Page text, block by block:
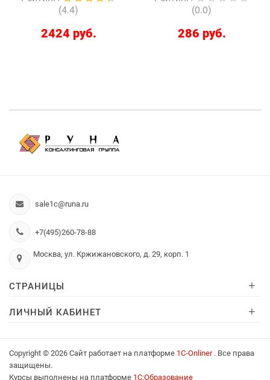
(4.4)
2424 руб.
(0.0)
286 руб.
sale1c@runa.ru
+7(495)260-78-88
Москва, ул. Кржижановского, д. 29, корп. 1
СТРАНИЦЫ +
ЛИЧНЫЙ КАБИНЕТ +
Copyright © 2026 Сайт работает на платформе 1С-Onliner . Все права
защищены.
Курсы выполнены на платформе 1С:Образование